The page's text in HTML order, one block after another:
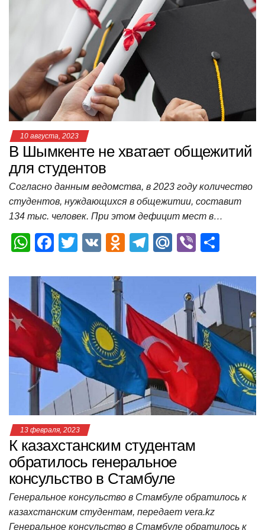
p
o
o
k
er
kl
a
ss
ni
ki
gr
a
u
и
т
ь
10 августа, 2023
В Шымкенте не хватает общежитий
для студентов
Согласно данным ведомства, в 2023 году количество
студентов, нуждающихся в общежитии, составит
134 тыс. человек. При этом дефицит мест в…
W
at
s
A
p
F
c
e
b
o
o
k
T
tt
er
V
O
n
o
kl
a
ss
ni
ki
T
e
a
m
M
.R
Vi
er п
р
а
в
и
т
ь
13 февраля, 2023
К казахстанским студентам
обратилось генеральное
консульство в Стамбуле
Генеральное консульство в Стамбуле обратилось к
казахстанским студентам, передает vera.kz
Генеральное консульство в Стамбуле обратилось к